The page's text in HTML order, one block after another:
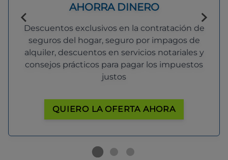
AHORRA DINERO
Descuentos exclusivos en la contratación de
seguros del hogar, seguro por impagos de
alquiler, descuentos en servicios notariales y
consejos prácticos para pagar los impuestos
justos
QUIERO LA OFERTA AHORA